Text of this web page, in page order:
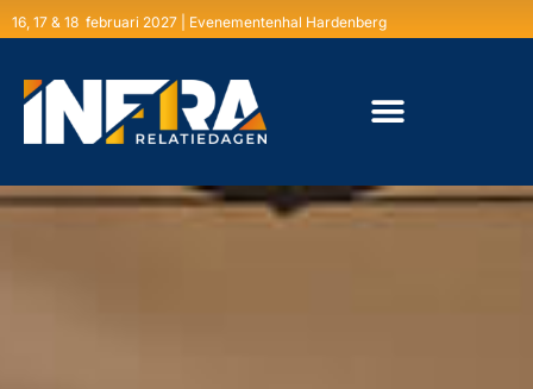
16, 17 & 18 februari 2027 | Evenementenhal Hardenberg